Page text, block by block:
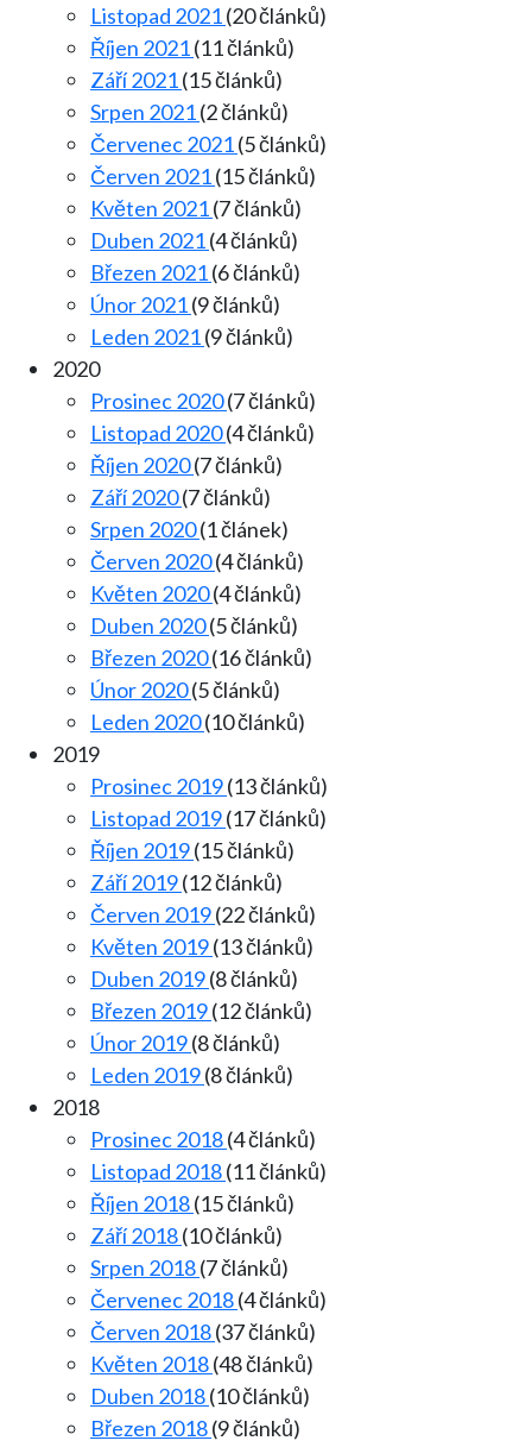
Listopad 2021(20 článků)
Říjen 2021(11 článků)
Září 2021(15 článků)
Srpen 2021(2 článků)
Červenec 2021(5 článků)
Červen 2021(15 článků)
Květen 2021(7 článků)
Duben 2021(4 článků)
Březen 2021(6 článků)
Únor 2021(9 článků)
Leden 2021(9 článků)
2020
Prosinec 2020(7 článků)
Listopad 2020(4 článků)
Říjen 2020(7 článků)
Září 2020(7 článků)
Srpen 2020(1 článek)
Červen 2020(4 článků)
Květen 2020(4 článků)
Duben 2020(5 článků)
Březen 2020(16 článků)
Únor 2020(5 článků)
Leden 2020(10 článků)
2019
Prosinec 2019(13 článků)
Listopad 2019(17 článků)
Říjen 2019(15 článků)
Září 2019(12 článků)
Červen 2019(22 článků)
Květen 2019(13 článků)
Duben 2019(8 článků)
Březen 2019(12 článků)
Únor 2019(8 článků)
Leden 2019(8 článků)
2018
Prosinec 2018(4 článků)
Listopad 2018(11 článků)
Říjen 2018(15 článků)
Září 2018(10 článků)
Srpen 2018(7 článků)
Červenec 2018(4 článků)
Červen 2018(37 článků)
Květen 2018(48 článků)
Duben 2018(10 článků)
Březen 2018(9 článků)